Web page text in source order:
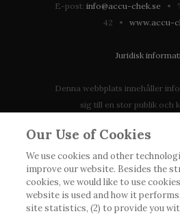
E-post: info@accu-chek.se •
42 • www.accu-
Juridisk
Denna webbplats innehåller
sig till en stor publik och
tillgänglig eller giltig i ditt land.
att vi inte tar något ansvar
eventuellt inte uppfyller
process, förordning,
landet där du
Our Use of Cookies
We use cookies and other
improve our website. Besides the
cookies, we would like to use
website is used and how it
site statistics, (2) to provide you